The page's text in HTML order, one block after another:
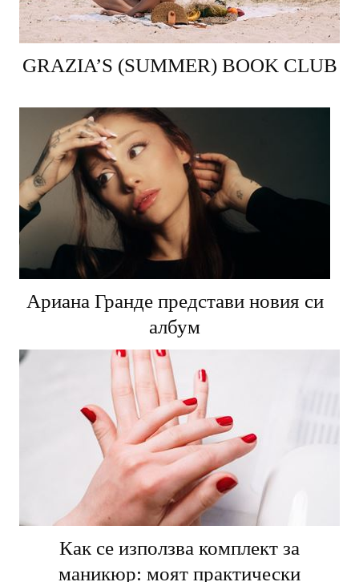
GRAZIA’S (SUMMER) BOOK CLUB
Ариана Гранде представи новия си
албум
Как се използва комплект за
маникюр: моят практически